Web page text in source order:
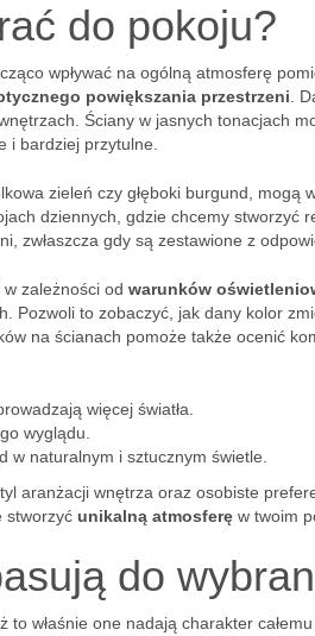
do pokoju?
wpływać na ogólną atmosferę
powiększania przestrzeni .
Ściany w jasnych tonacjach
i bardziej przytulne.
zieleń czy głęboki burgund, mogą
dziennych, gdzie chcemy stworzyć
zwłaszcza gdy są zestawione z
zależności od warunków
Pozwoli to zobaczyć, jak dany kolor
na ścianach pomoże także ocenić
więcej światła.
wyglądu.
w naturalnym i sztucznym świetle.
aranżacji wnętrza oraz osobiste
stworzyć unikalną atmosferę w twoim
do
właśnie one nadają charakter